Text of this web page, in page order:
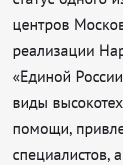
центров
реализации
«Единой
виды
помощи,
специалистов,